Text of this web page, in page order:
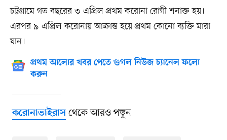
চট্টগ্রামে গত বছরের ৩ এপ্রিল প্রথম করোনা রোগী শনাক্ত হয়।
এরপর ৯ এপ্রিল করোনায় আক্রান্ত হয়ে প্রথম কোনো ব্যক্তি মারা
যান।
প্রথম আলোর খবর পেতে গুগল নিউজ চ্যানেল ফলো
করুন
করোনাভাইরাসথেকে আরও পড়ুন